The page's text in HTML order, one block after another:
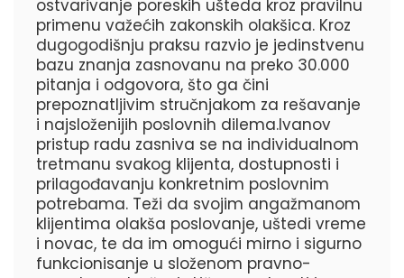
ostvarivanje poreskih ušteda kroz pravilnu
primenu važećih zakonskih olakšica. Kroz
dugogodišnju praksu razvio je jedinstvenu
bazu znanja zasnovanu na preko 30.000
pitanja i odgovora, što ga čini
prepoznatljivim stručnjakom za rešavanje
i najsloženijih poslovnih dilema.Ivanov
pristup radu zasniva se na individualnom
tretmanu svakog klijenta, dostupnosti i
prilagođavanju konkretnim poslovnim
potrebama. Teži da svojim angažmanom
klijentima olakša poslovanje, uštedi vreme
i novac, te da im omogući mirno i sigurno
funkcionisanje u složenom pravno-